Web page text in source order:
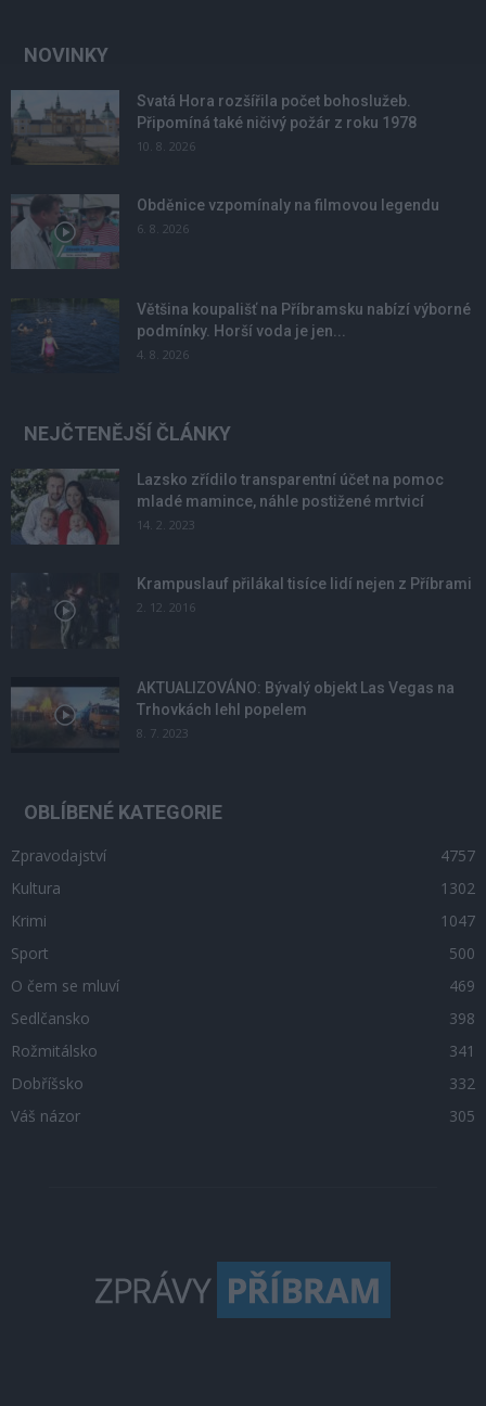
NOVINKY
Svatá Hora rozšířila počet bohoslužeb.
Připomíná také ničivý požár z roku 1978
10. 8. 2026
Obděnice vzpomínaly na filmovou legendu
6. 8. 2026
Většina koupališť na Příbramsku nabízí výborné
podmínky. Horší voda je jen...
4. 8. 2026
NEJČTENĚJŠÍ ČLÁNKY
Lazsko zřídilo transparentní účet na pomoc
mladé mamince, náhle postižené mrtvicí
14. 2. 2023
Krampuslauf přilákal tisíce lidí nejen z Příbrami
2. 12. 2016
AKTUALIZOVÁNO: Bývalý objekt Las Vegas na
Trhovkách lehl popelem
8. 7. 2023
OBLÍBENÉ KATEGORIE
Zpravodajství
4757
Kultura
1302
Krimi
1047
Sport
500
O čem se mluví
469
Sedlčansko
398
Rožmitálsko
341
Dobříšsko
332
Váš názor
305